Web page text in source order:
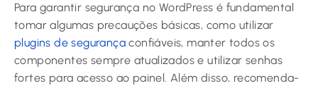
Para garantir segurança no WordPress é fundamental
tomar algumas precauções básicas, como utilizar
plugins de segurança confiáveis, manter todos os
componentes sempre atualizados e utilizar senhas
fortes para acesso ao painel. Além disso, recomenda-